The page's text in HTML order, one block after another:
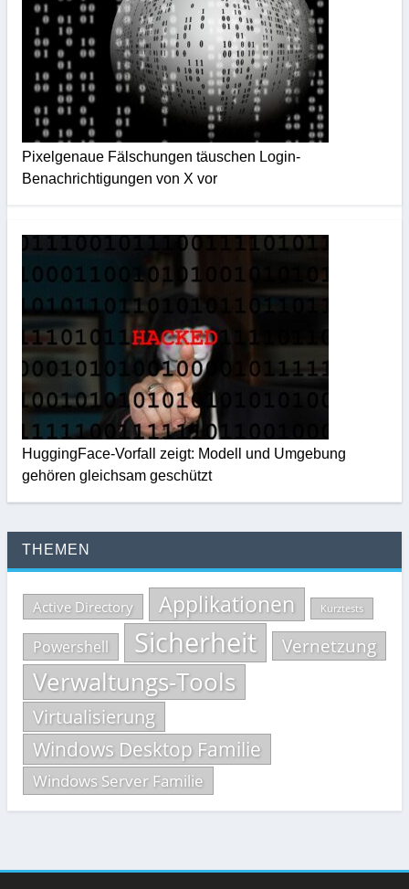
Pixelgenaue Fälschungen täuschen Login-
Benachrichtigungen von X vor
HuggingFace-Vorfall zeigt: Modell und Umgebung
gehören gleichsam geschützt
THEMEN
Active Directory Applikationen Kurztests
Powershell Sicherheit Vernetzung
Verwaltungs-Tools
Virtualisierung
Windows Desktop Familie
Windows Server Familie